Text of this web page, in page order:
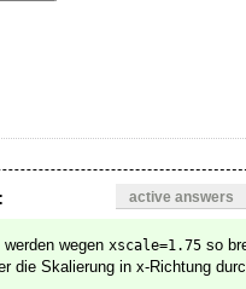
active answers
wegen xscale=1.75 so
die Skalierung in x-Richtung